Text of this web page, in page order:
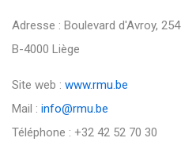
Adresse : Boulevard d'Avroy, 254
B-4000 Liège
Site web : www.rmu.be
Mail : info@rmu.be
Téléphone : +32 42 52 70 30